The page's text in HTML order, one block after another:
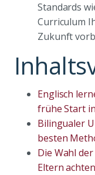
Standards
Curriculum
Zukunft
Englisch
frühe Start
Bilingualer
besten
Die Wahl
Eltern